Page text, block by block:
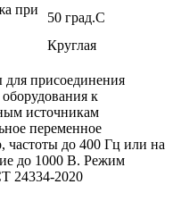
при
50 град.C
Круглая
для присоединения
к
источникам
переменное
частоты до 400 Гц или на
до 1000 В. Режим
24334-2020